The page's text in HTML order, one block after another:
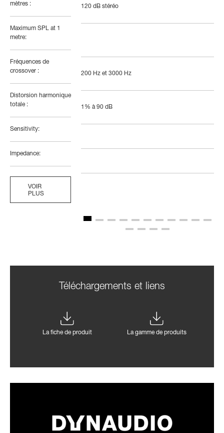
mètres :
Maximum SPL at 1
metre:
Fréquences de
crossover :
Distorsion harmonique
totale :
Sensitivity:
Impedance:
VOIR
PLUS
120 dB stéréo
200 Hz et 3000 Hz
1% à 90 dB
Téléchargements et liens
La fiche de produit La gamme de produits